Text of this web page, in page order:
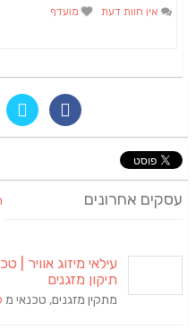
אין חוות דעת מועדף
עסקים אחרונים
עילאי מיזוג אוויר |
תיקון מזגנים
מתקין מזגנים, טכנאי מ